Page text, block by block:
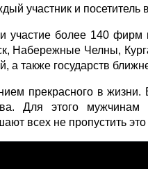
участник и посетитель
участие более 140 фирм
Набережные Челны,
а также государств
прекрасного в жизни.
Для этого
всех не пропустить